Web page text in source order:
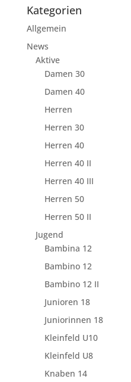
Kategorien
Allgemein
News
Aktive
Damen 30
Damen 40
Herren
Herren 30
Herren 40
Herren 40 II
Herren 40 III
Herren 50
Herren 50 II
Jugend
Bambina 12
Bambino 12
Bambino 12 II
Junioren 18
Juniorinnen 18
Kleinfeld U10
Kleinfeld U8
Knaben 14